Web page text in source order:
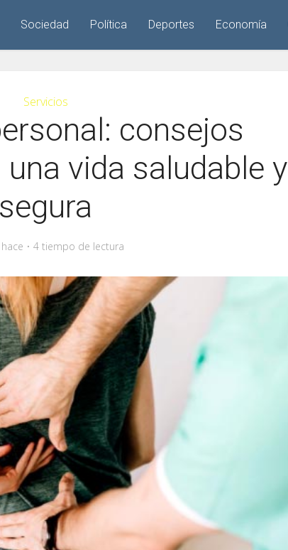
Sociedad Política Deportes Economía
Servicios
consejos
vida saludable y
segura
4 tiempo de lectura